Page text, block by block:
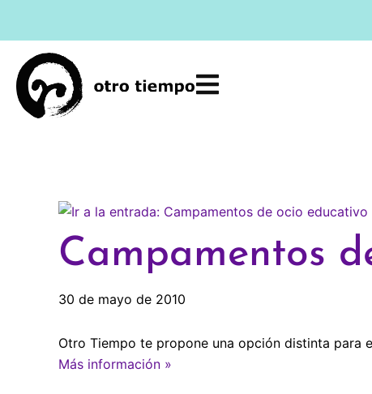
contenido
Campamentos
30 de mayo de 2010
Otro Tiempo te propone una opción distinta para
Más información »